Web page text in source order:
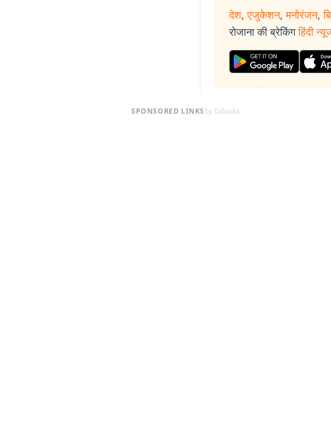
देश, एजुकेशन, मनोरंजन,
रोजाना की ब्रेकिंग हिंदी
SPONSORED LINKSby Taboola